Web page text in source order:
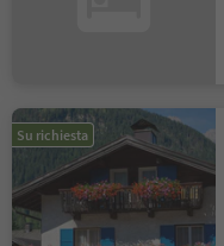
Su richiesta